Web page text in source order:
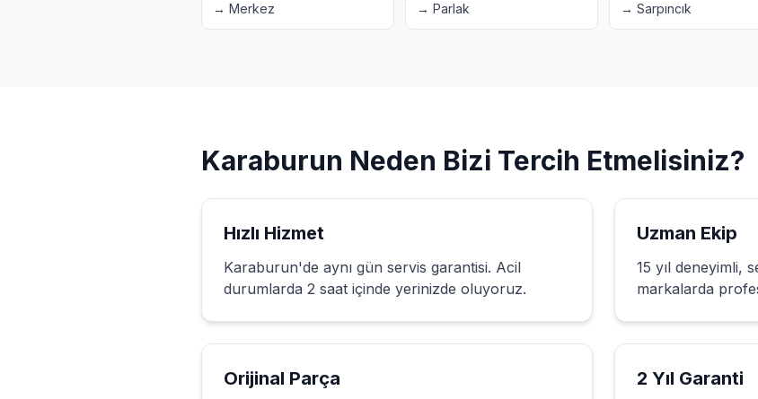
→ Merkez → Parlak → Sarpıncık
Karaburun Neden Bizi Tercih Etmelisiniz?
Hızlı Hizmet
Karaburun'de aynı gün servis garantisi. Acil
durumlarda 2 saat içinde yerinizde oluyoruz.
Uzman Ekip
15 yıl deneyimli,
markalarda
Orijinal Parça 2 Yıl Garanti